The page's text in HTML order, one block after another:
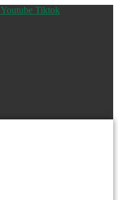
Youtube Tiktok